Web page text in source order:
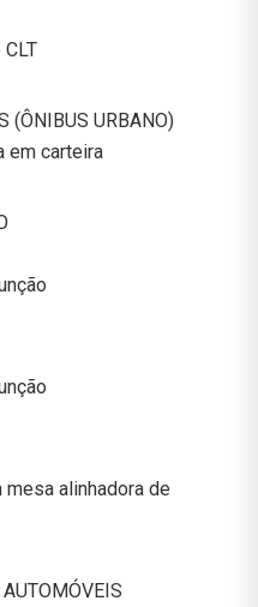
(ÔNIBUS URBANO)
em carteira
alinhadora de